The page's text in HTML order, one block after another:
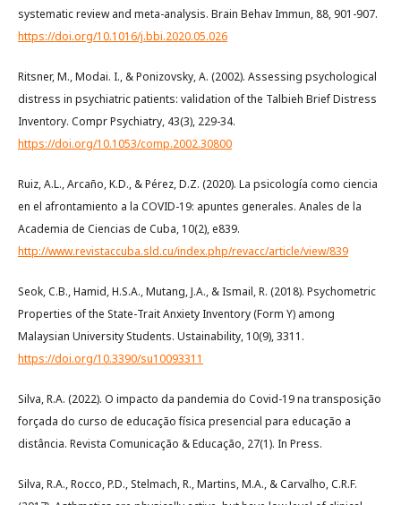
systematic review and meta-analysis. Brain Behav Immun, 88, 901-907.
https://doi.org/10.1016/j.bbi.2020.05.026
Ritsner, M., Modai. I., & Ponizovsky, A. (2002). Assessing psychological
distress in psychiatric patients: validation of the Talbieh Brief Distress
Inventory. Compr Psychiatry, 43(3), 229-34.
https://doi.org/10.1053/comp.2002.30800
Ruiz, A.L., Arcaño, K.D., & Pérez, D.Z. (2020). La psicología como ciencia
en el afrontamiento a la COVID-19: apuntes generales. Anales de la
Academia de Ciencias de Cuba, 10(2), e839.
http://www.revistaccuba.sld.cu/index.php/revacc/article/view/839
Seok, C.B., Hamid, H.S.A., Mutang, J.A., & Ismail, R. (2018). Psychometric
Properties of the State-Trait Anxiety Inventory (Form Y) among
Malaysian University Students. Ustainability, 10(9), 3311.
https://doi.org/10.3390/su10093311
Silva, R.A. (2022). O impacto da pandemia do Covid-19 na transposição
forçada do curso de educação física presencial para educação a
distância. Revista Comunicação & Educação, 27(1). In Press.
Silva, R.A., Rocco, P.D., Stelmach, R., Martins, M.A., & Carvalho, C.R.F.